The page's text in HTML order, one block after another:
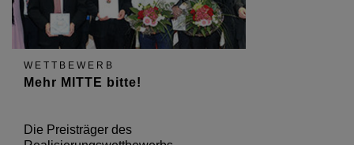
WETTBEWERB
Mehr MITTE bitte!
Die Preisträger des